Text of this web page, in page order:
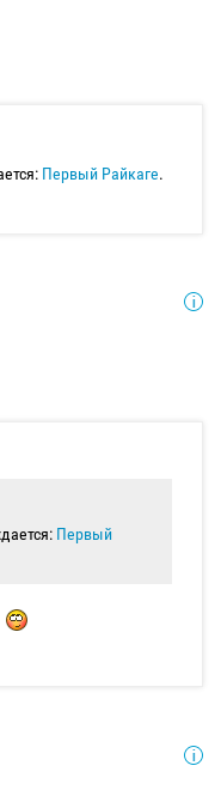
Первый Райкаге.
Первый